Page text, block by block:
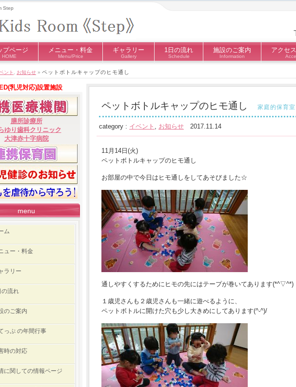
Step
プページ
HOME
メニュー・料金
Menu/Price
ギャラリー
Gallery
1日の流れ
Schedule
施設のご案内
Information
アクセ
ント お知らせ » ペットボトルキャップのヒモ通し
ペットボトルキャップのヒモ通し 家庭的保育
category : イベント , お知らせ 2017.11.14
11月14日(火)
ペットボトルキャップのヒモ通し
お部屋の中で今日はヒモ通しをしてあそびました☆
通しやすくするためにヒモの先にはテープが巻いてあります(*^▽^*)
１歳児さんも２歳児さんも一緒に遊べるように、
ペットボトルに開けた穴も少し大きめにしてあります(^-^)/
乳児対応)設置施設
膳所診療所
ゆり歯科クリニック
大津赤十字病院
menu
ム
ュー・料金
ラリー
の流れ
のご案内
っぷ の年間行事
時の対応
に関しての情報ページ